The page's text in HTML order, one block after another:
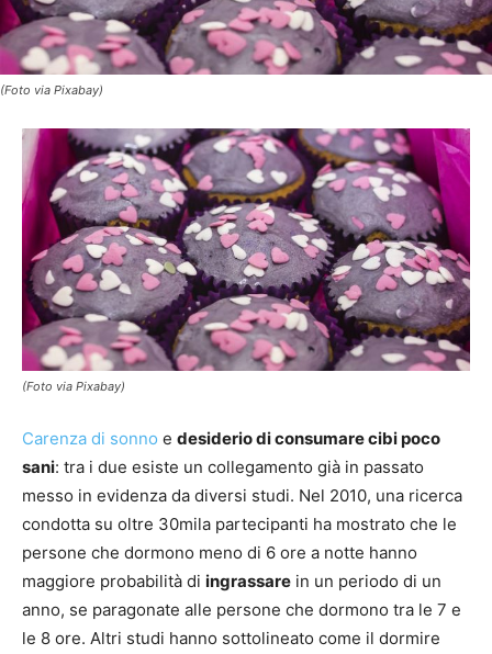
(Foto via Pixabay)
(Foto via Pixabay)
Carenza di sonno e desiderio di consumare cibi poco
sani: tra i due esiste un collegamento già in passato
messo in evidenza da diversi studi. Nel 2010, una ricerca
condotta su oltre 30mila partecipanti ha mostrato che le
persone che dormono meno di 6 ore a notte hanno
maggiore probabilità di ingrassare in un periodo di un
anno, se paragonate alle persone che dormono tra le 7 e
le 8 ore. Altri studi hanno sottolineato come il dormire